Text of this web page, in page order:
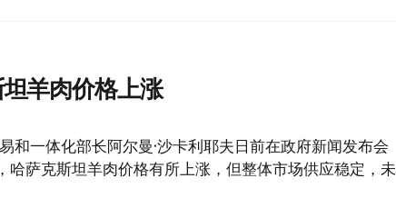
羊肉价格上涨
和一体化部长阿尔曼·沙卡利耶夫日前在政府新闻发布会
萨克斯坦羊肉价格有所上涨，但整体市场供应稳定，未